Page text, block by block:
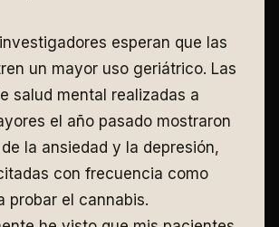
esperan que las
un mayor uso geriátrico. Las
salud mental realizadas a
el año pasado mostraron
la ansiedad y la depresión,
con frecuencia como
probar el cannabis.